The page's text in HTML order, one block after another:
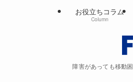
障害があっても移動
お役立ちコラム
Column